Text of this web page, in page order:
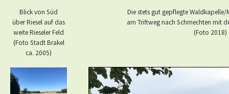
Blick von Süd
über Riesel auf das
weite Rieseler Feld
(Foto Stadt Brakel
ca. 2005)
Die stets gut gepflegte
am Triftweg nach Schmechten mit
(Foto 2018)